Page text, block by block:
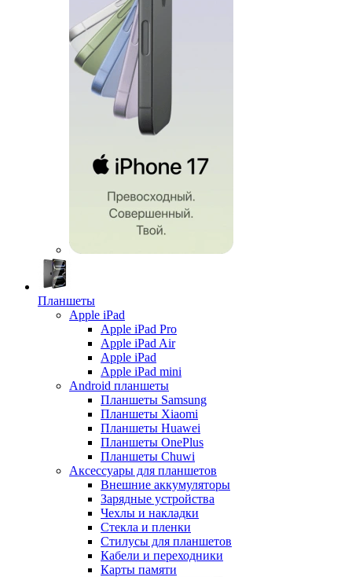
Планшеты
Apple iPad
Apple iPad Pro
Apple iPad Air
Apple iPad
Apple iPad mini
Android планшеты
Планшеты Samsung
Планшеты Xiaomi
Планшеты Huawei
Планшеты OnePlus
Планшеты Chuwi
Аксессуары для планшетов
Внешние аккумуляторы
Зарядные устройства
Чехлы и накладки
Стекла и пленки
Стилусы для планшетов
Кабели и переходники
Карты памяти